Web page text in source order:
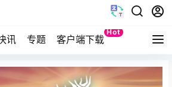
讯 专题 客户端下载
Hot
Quest